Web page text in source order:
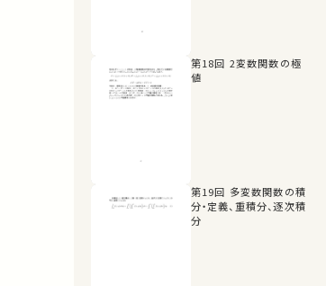
第18回 2変数関数の極
値
第19回 多変数関数の積
分・定義、重積分、逐次積
分